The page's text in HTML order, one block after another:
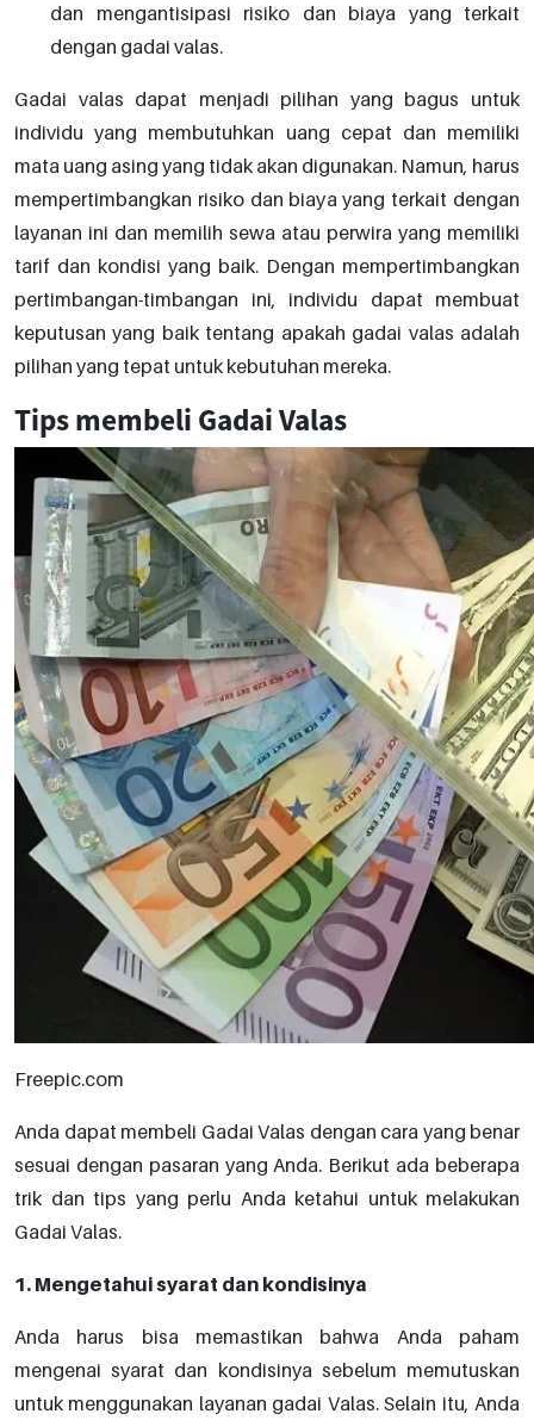
dan mengantisipasi risiko dan biaya yang terkait
dengan gadai valas.
Gadai valas dapat menjadi pilihan yang bagus untuk
individu yang membutuhkan uang cepat dan memiliki
mata uang asing yang tidak akan digunakan. Namun, harus
mempertimbangkan risiko dan biaya yang terkait dengan
layanan ini dan memilih sewa atau perwira yang memiliki
tarif dan kondisi yang baik. Dengan mempertimbangkan
pertimbangan-timbangan ini, individu dapat membuat
keputusan yang baik tentang apakah gadai valas adalah
pilihan yang tepat untuk kebutuhan mereka.
Tips membeli Gadai Valas
Freepic.com
Anda dapat membeli Gadai Valas dengan cara yang benar
sesuai dengan pasaran yang Anda. Berikut ada beberapa
trik dan tips yang perlu Anda ketahui untuk melakukan
Gadai Valas.
1. Mengetahui syarat dan kondisinya
Anda harus bisa memastikan bahwa Anda paham
mengenai syarat dan kondisinya sebelum memutuskan
untuk menggunakan layanan gadai Valas. Selain itu, Anda